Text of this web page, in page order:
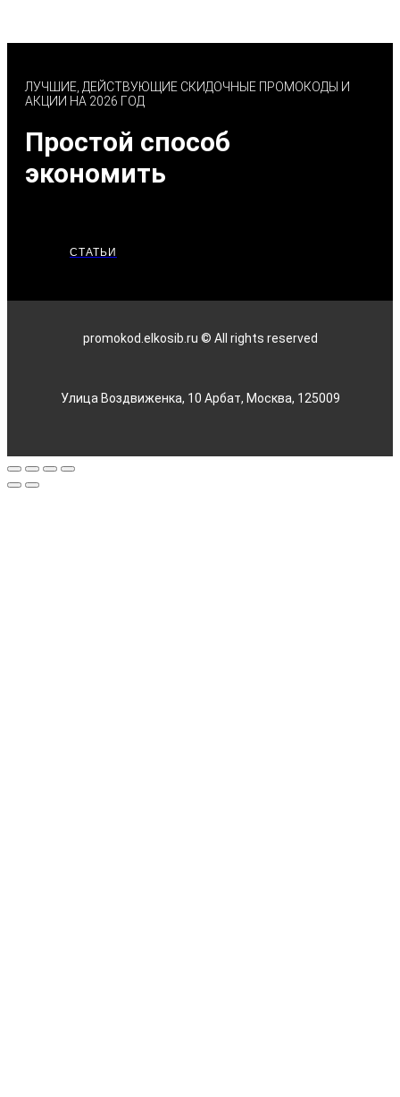
ЛУЧШИЕ, ДЕЙСТВУЮЩИЕ СКИДОЧНЫЕ ПРОМОКОДЫ И
АКЦИИ НА 2026 ГОД
Простой способ
экономить
СТАТЬИ
promokod.elkosib.ru © All rights reserved
Улица Воздвиженка, 10 Арбат, Москва, 125009